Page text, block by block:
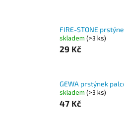
FIRE-STONE
skladem (>3 ks)
29 Kč
GEWA prstýnek
skladem (>3 ks)
47 Kč